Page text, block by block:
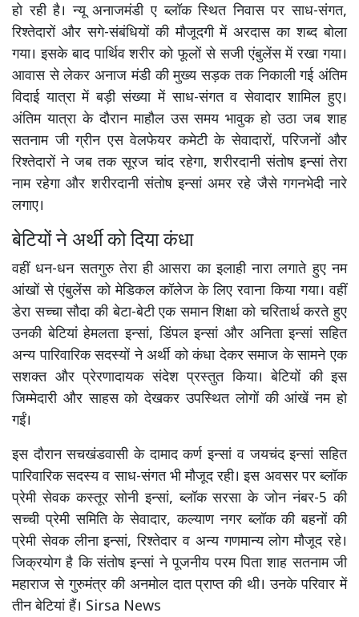
हो रही है। न्यू अनाजमंडी ए ब्लॉक स्थित निवास पर साध-संगत,
रिश्तेदारों और सगे-संबंधियों की मौजूदगी में अरदास का शब्द बोला
गया। इसके बाद पार्थिव शरीर को फूलों से सजी एंबुलेंस में रखा गया।
आवास से लेकर अनाज मंडी की मुख्य सड़क तक निकाली गई अंतिम
विदाई यात्रा में बड़ी संख्या में साध-संगत व सेवादार शामिल हुए।
अंतिम यात्रा के दौरान माहौल उस समय भावुक हो उठा जब शाह
सतनाम जी ग्रीन एस वेलफेयर कमेटी के सेवादारों, परिजनों और
रिश्तेदारों ने जब तक सूरज चांद रहेगा, शरीरदानी संतोष इन्सां तेरा
नाम रहेगा और शरीरदानी संतोष इन्सां अमर रहे जैसे गगनभेदी नारे
लगाए।
बेटियों ने अर्थी को दिया कंधा
वहीं धन-धन सतगुरु तेरा ही आसरा का इलाही नारा लगाते हुए नम
आंखों से एंबुलेंस को मेडिकल कॉलेज के लिए रवाना किया गया। वहीं
डेरा सच्चा सौदा की बेटा-बेटी एक समान शिक्षा को चरितार्थ करते हुए
उनकी बेटियां हेमलता इन्सां, डिंपल इन्सां और अनिता इन्सां सहित
अन्य पारिवारिक सदस्यों ने अर्थी को कंधा देकर समाज के सामने एक
सशक्त और प्रेरणादायक संदेश प्रस्तुत किया। बेटियों की इस
जिम्मेदारी और साहस को देखकर उपस्थित लोगों की आंखें नम हो
गईं।
इस दौरान सचखंडवासी के दामाद कर्ण इन्सां व जयचंद इन्सां सहित
पारिवारिक सदस्य व साध-संगत भी मौजूद रही। इस अवसर पर ब्लॉक
प्रेमी सेवक कस्तूर सोनी इन्सां, ब्लॉक सरसा के जोन नंबर-5 की
सच्ची प्रेमी समिति के सेवादार, कल्याण नगर ब्लॉक की बहनों की
प्रेमी सेवक लीना इन्सां, रिश्तेदार व अन्य गणमान्य लोग मौजूद रहे।
जिक्रयोग है कि संतोष इन्सां ने पूजनीय परम पिता शाह सतनाम जी
महाराज से गुरुमंत्र की अनमोल दात प्राप्त की थी। उनके परिवार में
तीन बेटियां हैं। Sirsa News